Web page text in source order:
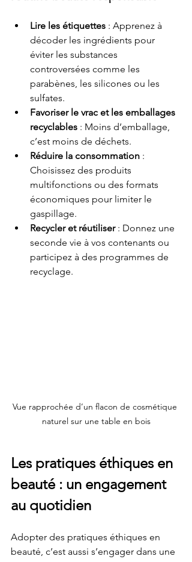
Lire les étiquettes : Apprenez à
décoder les ingrédients pour
éviter les substances
controversées comme les
parabènes, les silicones ou les
sulfates.
Favoriser le vrac et les emballages
recyclables : Moins d’emballage,
c’est moins de déchets.
Réduire la consommation :
Choisissez des produits
multifonctions ou des formats
économiques pour limiter le
gaspillage.
Recycler et réutiliser : Donnez une
seconde vie à vos contenants ou
participez à des programmes de
recyclage.
Vue rapprochée d’un flacon de cosmétique
naturel sur une table en bois
Les pratiques éthiques en
beauté : un engagement
au quotidien
Adopter des pratiques éthiques en
beauté, c’est aussi s’engager dans une